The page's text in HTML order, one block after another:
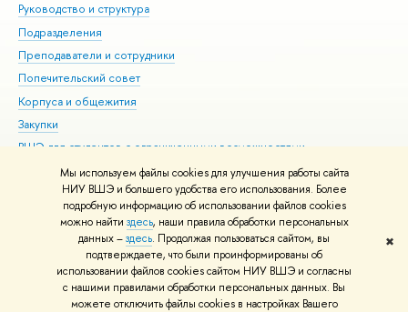
Мы используем файлы cookies для улучшения работы сайта
НИУ ВШЭ и большего удобства его использования. Более
подробную информацию об использовании файлов cookies
можно найти здесь, наши правила обработки персональных
данных –здесь. Продолжая пользоваться сайтом, вы
подтверждаете, что были проинформированы об
использовании файлов cookies сайтом НИУ ВШЭ и согласны
с нашими правилами обработки персональных данных. Вы
можете отключить файлы cookies в настройках Вашего
✖
Руководство и структура
Подразделения
Преподаватели и сотрудники
Попечительский совет
Корпуса и общежития
Закупки
ВШЭ для студентов с ограниченными возможностями
здоровья и инвалидностью
Версия для слабовидящих
Единая платежная страница
© НИУ ВШЭ 1993–2026 Адреса и контакты Условия использования
материалов Политика конфиденциальности Карта сайта
Шрифты HSE Sans и HSE Slab разработаны вШколе дизайна НИУ ВШЭ